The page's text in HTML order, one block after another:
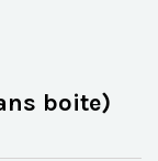
boite)